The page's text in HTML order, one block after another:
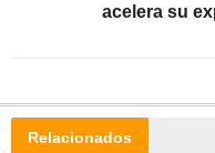
acelera su
Relacionados